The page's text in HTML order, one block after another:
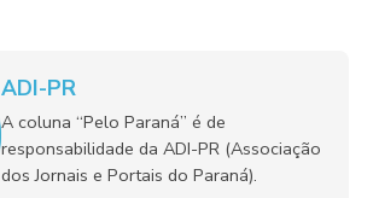
ADI-PR
A coluna “Pelo Paraná” é de
responsabilidade da ADI-PR (Associação
dos Jornais e Portais do Paraná).